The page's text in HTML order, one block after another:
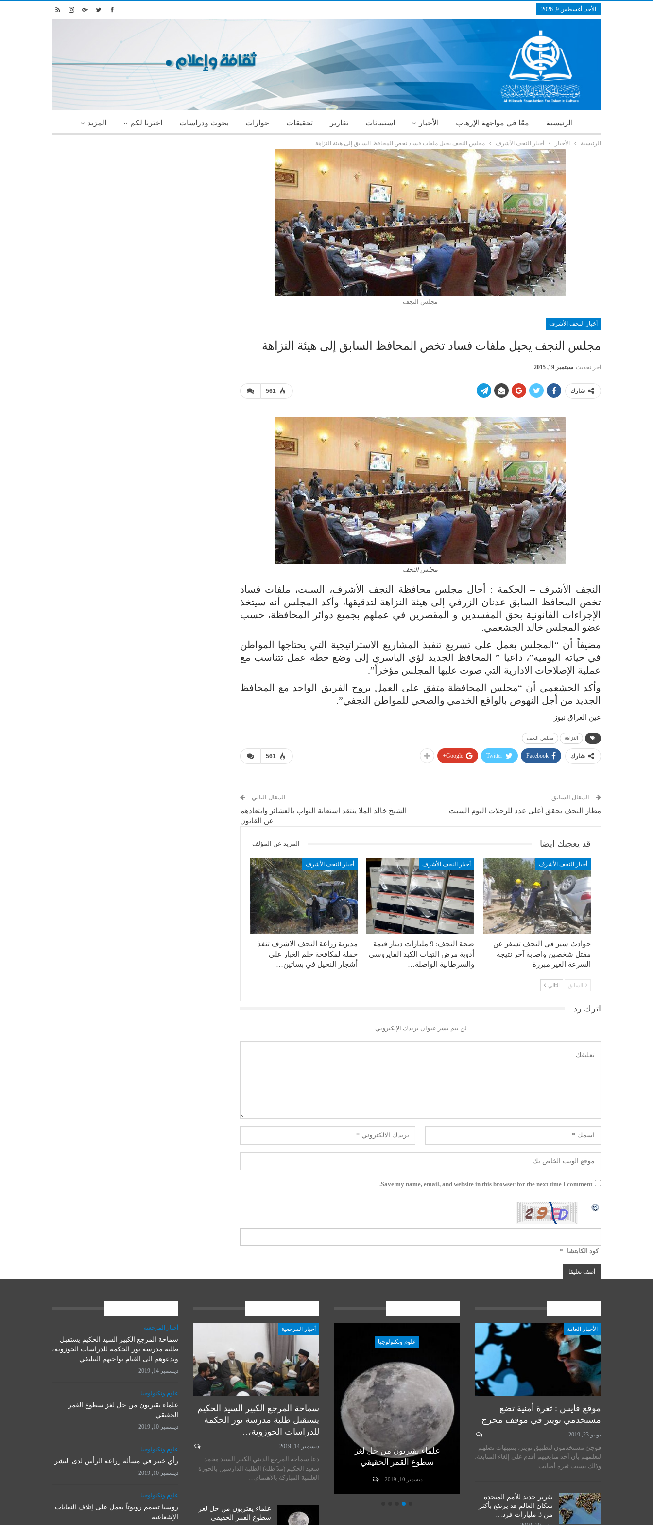
الأحد, أغسطس 9, 2026
الرئيسية معًا في مواجهة الإرهاب الأخبار استبيانات تقارير تحقيقات حوارات بحوث ودراسات اخترنا لكم المزيد
الرئيسية الأخبار أخبار النجف الأشرف مجلس النجف يحيل ملفات فساد تخص المحافظ السابق إلى هيئة النزاهة
مجلس النجف
أخبار النجف الأشرف
مجلس النجف يحيل ملفات فساد تخص المحافظ السابق إلى هيئة النزاهة
اخر تحديث سبتمبر 19, 2015
561 شارك
مجلس النجف
النجف الأشرف – الحكمة : أحال مجلس محافظة النجف الأشرف، السبت، ملفات فساد
تخص المحافظ السابق عدنان الزرفي إلى هيئة النزاهة لتدقيقها، وأكد المجلس أنه سيتخذ
الإجراءات القانونية بحق المفسدين و المقصرين في عملهم بجميع دوائر المحافظة، حسب
عضو المجلس خالد الجشعمي.
مضيفاً أن “المجلس يعمل على تسريع تنفيذ المشاريع الاستراتيجية التي يحتاجها المواطن
في حياته اليومية”، داعيا ” المحافظ الجديد لؤي الياسري إلى وضع خطة عمل تتناسب مع
عملية الإصلاحات الادارية التي صوت عليها المجلس مؤخراً”.
وأكد الجشعمي أن “مجلس المحافظة متفق على العمل بروح الفريق الواحد مع المحافظ
الجديد من أجل النهوض بالواقع الخدمي والصحي للمواطن النجفي”.
عين العراق نيوز
النزاهة مجلس النجف
561 شارك Facebook
Twitter
Google+
المقال السابق
مطار النجف يحقق أعلى عدد للرحلات اليوم السبت
المقال التالي
الشيخ خالد الملا ينتقد استعانة النواب بالعشائر وابتعادهم
عن القانون
قد يعجبك ايضا المزيد عن المؤلف
أخبار النجف الأشرف
حوادث سير في النجف تسفر عن
مقتل شخصين واصابة آخر نتيجة
السرعة الغير مبررة
أخبار النجف الأشرف
صحة النجف: 9 مليارات دينار قيمة
أدوية مرض التهاب الكبد الفايروسي
والسرطانية الواصلة…
أخبار النجف الأشرف
مديرية زراعة النجف الاشرف تنفذ
حملة لمكافحة حلم الغبار على
أشجار النخيل في بساتين…
السابق التالي
اترك رد
لن يتم نشر عنوان بريدك الإلكتروني.
Save my name, email, and website in this browser for the next time I comment.
كود الكابتشا *
الأخبار العامة
موقع فايس : ثغرة أمنية تضع
مستخدمي تويتر في موقف محرج
يونيو 23, 2019
فوجئ مستخدمون لتطبيق تويتر، بتنبيهات تصلهم
لتعلمهم بأن أحد متابعيهم أقدم على إلغاء المتابعة،
وذلك بسبب ثغرة أصابت…
تقرير جديد للأمم المتحدة :
سكان العالم قد يرتفع بأكثر
من 3 مليارات فرد…
أخبار المرجعية
سماحة المرجع الكبير السيد
الحكيم يستقبل طلبة مدرسة نور
الحكمة للدراسات الحوزوية،…
علوم وتكنولوجيا
علماء يقتربون من حل لغز
سطوع القمر الحقيقي
ديسمبر 10, 2019
رأي خبير في مسألة زراعة
الرأس لدى البشر
ديسمبر 10, 2019
علوم وتكنولوجيا
روسيا تصمم روبوتاً يعمل على
إتلاف النفايات الإشعاعية
أخبار المرجعية
سماحة المرجع الكبير السيد الحكيم
يستقبل طلبة مدرسة نور الحكمة
للدراسات الحوزوية،…
ديسمبر 14, 2019
دعا سماحة المرجع الديني الكبير السيد محمد
سعيد الحكيم (مدّ ظله) الطلبة الدارسين بالحوزة
العلمية المباركة بالاهتمام…
علماء يقتربون من حل لغز
سطوع القمر الحقيقي
أخبار المرجعية
سماحة المرجع الكبير السيد الحكيم يستقبل
طلبة مدرسة نور الحكمة للدراسات الحوزوية،
ويدعوهم الى القيام بواجبهم التبليغي…
ديسمبر 14, 2019
علوم وتكنولوجيا
علماء يقتربون من حل لغز سطوع القمر
الحقيقي
ديسمبر 10, 2019
علوم وتكنولوجيا
رأي خبير في مسألة زراعة الرأس لدى البشر
ديسمبر 10, 2019
علوم وتكنولوجيا
روسيا تصمم روبوتاً يعمل على إتلاف النفايات
الإشعاعية